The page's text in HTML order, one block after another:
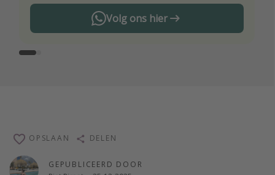
Volg ons hier
GEPUBLICEERD DOOR
OPSLAAN DELEN